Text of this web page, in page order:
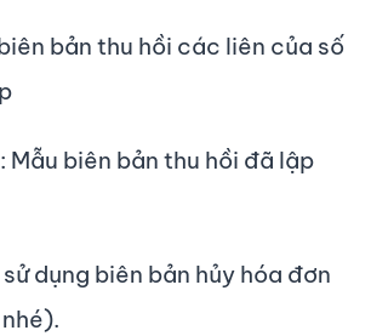
bản thu hồi các liên của số
Mẫu biên bản thu hồi đã lập
dụng biên bản hủy hóa đơn